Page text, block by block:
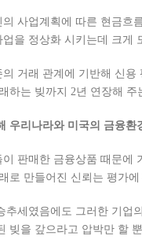
사업계획에 따른 현금흐
을 정상화 시키는데 크게
거래 관계에 기반해 신
하는 빚까지 2년 연장해 주
우리나라와 미국의 금융환
판매한 금융상품 때문에
로 만들어진 신뢰는 평가
추세였음에도 그러한 기업
빚을 갚으라고 압박만 할